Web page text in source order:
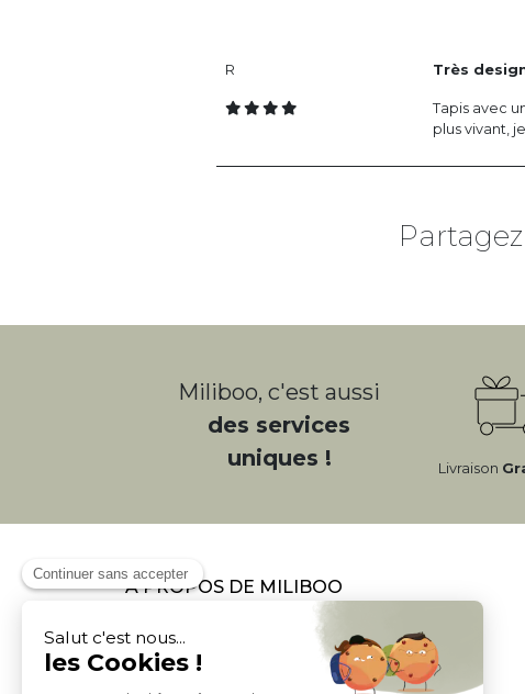
R Très
Tapis avec
plus vivant,
Miliboo, c'est aussi
des services
uniques !
Livraison
À PROPOS DE MILIBOO
Qui sommes nous et nos engagements
Mentions légales